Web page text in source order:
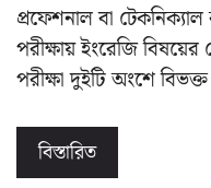
প্রফেশনাল বা
পরীক্ষায় ইংরেজি
পরীক্ষা দুইটি অংশে
বিস্তারিত